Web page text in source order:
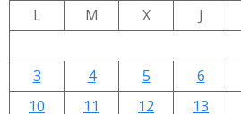
L
M X J
3
4 5 6
10
11 12 13